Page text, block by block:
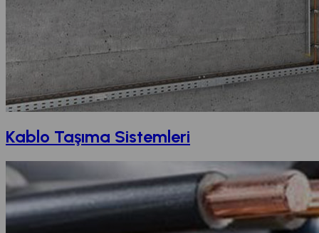
Kablo Taşıma Sistemleri